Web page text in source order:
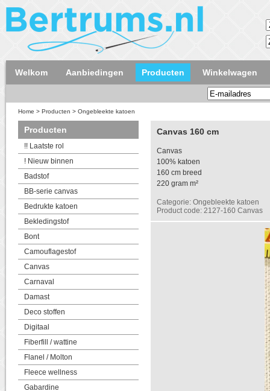
Welkom Aanbiedingen Producten Winkelwagen
Home > Producten > Ongebleekte katoen
Producten
!! Laatste rol
! Nieuw binnen
Badstof
BB-serie canvas
Bedrukte katoen
Bekledingstof
Bont
Camouflagestof
Canvas
Carnaval
Damast
Deco stoffen
Digitaal
Fiberfill / wattine
Flanel / Molton
Fleece wellness
Gabardine
Canvas 160 cm
Canvas
100% katoen
160 cm breed
220 gram m²
Categorie: Ongebleekte katoen
Product code: 2127-160 Canvas